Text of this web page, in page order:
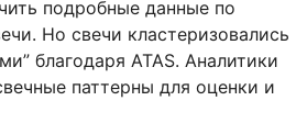
подробные данные по
Но свечи кластеризовались
благодаря ATAS. Аналитики
паттерны для оценки и